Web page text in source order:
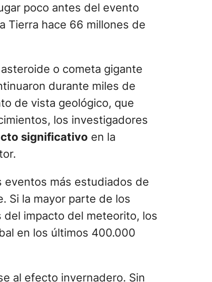
poco antes del evento
Tierra hace 66 millones de
o cometa gigante
durante miles de
de vista geológico, que
los investigadores
significativo en la
eventos más estudiados de
Si la mayor parte de los
impacto del meteorito, los
en los últimos 400.000
al efecto invernadero. Sin